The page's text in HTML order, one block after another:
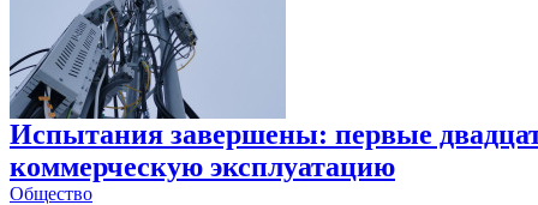
Испытания завершены: первые
коммерческую эксплуатацию
Общество